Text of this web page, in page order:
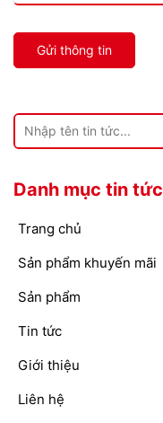
Gửi thông tin
Danh mục tin tức
Trang chủ
Sản phẩm khuyến mãi
Sản phẩm
Tin tức
Giới thiệu
Liên hệ